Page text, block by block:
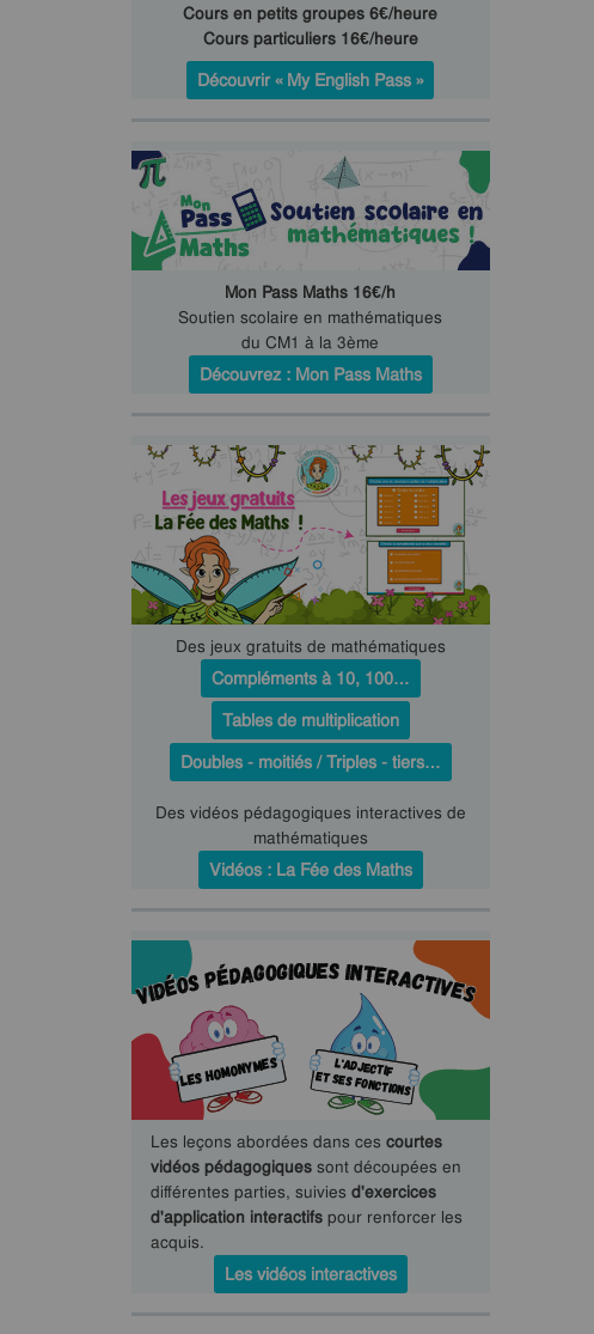
Cours en petits groupes 6€/heure
Cours particuliers 16€/heure
Découvrir « My English Pass »
Mon Pass Maths 16€/h
Soutien scolaire en mathématiques
du CM1 à la 3ème
Découvrez : Mon Pass Maths
Des jeux gratuits de mathématiques
Compléments à 10, 100…
Tables de multiplication
Doubles - moitiés / Triples - tiers…
Des vidéos pédagogiques interactives de
mathématiques
Vidéos : La Fée des Maths
Les leçons abordées dans ces courtes
vidéos pédagogiquessont découpées en
différentes parties, suivies d'exercices
d'application interactifspour renforcer les
acquis.
Les vidéos interactives